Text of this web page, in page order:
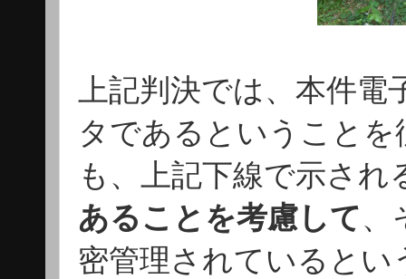
上記判決では、本件
タであるということ
も、上記下線で示され
あることを考慮して、
密管理されていると